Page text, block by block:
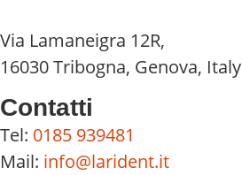
Via Lamaneigra 12R,
16030 Tribogna, Genova, Italy
Contatti
Tel: 0185 939481
Mail: info@larident.it